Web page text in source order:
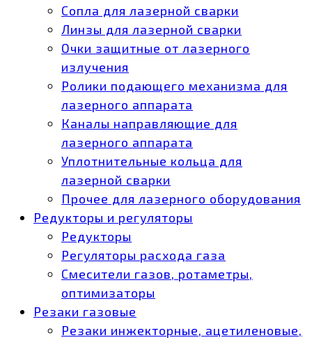
Сопла для лазерной сварки
Линзы для лазерной сварки
Очки защитные от лазерного
излучения
Ролики подающего механизма для
лазерного аппарата
Каналы направляющие для
лазерного аппарата
Уплотнительные кольца для
лазерной сварки
Прочее для лазерного оборудования
Редукторы и регуляторы
Редукторы
Регуляторы расхода газа
Смесители газов, ротаметры,
оптимизаторы
Резаки газовые
Резаки инжекторные, ацетиленовые,